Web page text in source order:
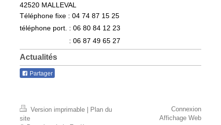
42520 MALLEVAL
Téléphone fixe : 04 74 87 15 25
téléphone port. : 06 80 84 12 23
: 06 87 49 65 27
Actualités
Partager
Version imprimable
Plan du
site
Connexion
Affichage Web